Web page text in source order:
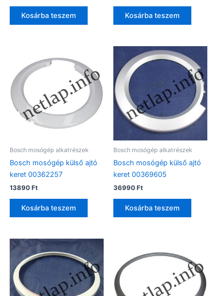
Kosárba teszem Kosárba teszem
Bosch mosógép alkatrészek
Bosch mosógép külső ajtó
keret 00362257
13890Ft
Kosárba teszem
Bosch mosógép alkatrészek
Bosch mosógép külső ajtó
keret 00369605
36990Ft
Kosárba teszem